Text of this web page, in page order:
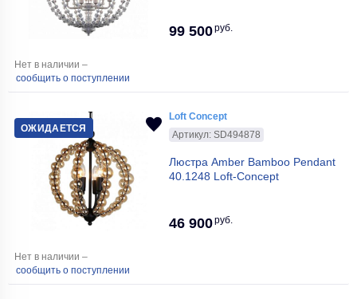
99 500руб.
Нет в наличии –
сообщить о поступлении
ОЖИДАЕТСЯ
Loft Concept
Артикул: SD494878
Люстра Amber Bamboo Pendant
40.1248 Loft-Concept
46 900руб.
Нет в наличии –
сообщить о поступлении